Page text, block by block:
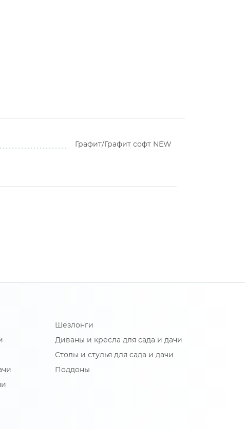
Графит/Графит софт NEW
Шезлонги
Диваны и кресла для сада и дачи
Столы и стулья для сада и дачи
Поддоны